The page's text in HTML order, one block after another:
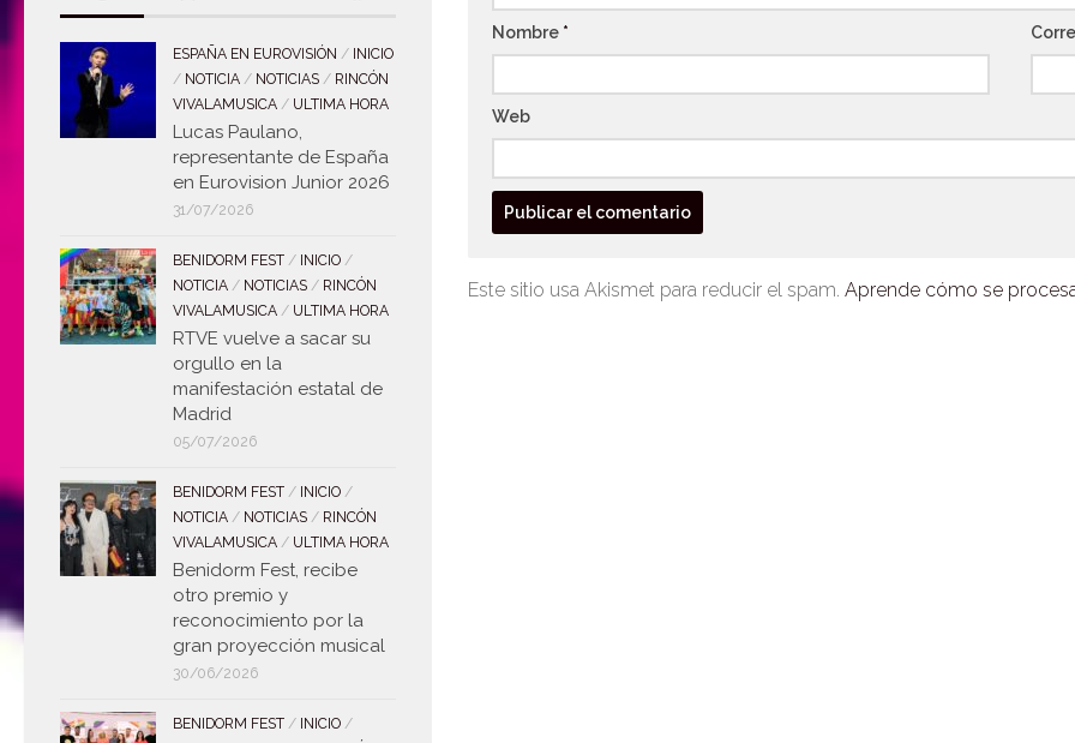
Nombre *
Web
Este sitio usa Akismet para reducir el spam. Aprende cómo se
ESPAÑA EN EUROVISIÓN / INICIO
/ NOTICIA / NOTICIAS / RINCÓN
VIVALAMUSICA / ULTIMA HORA
Lucas Paulano,
representante de España
en Eurovision Junior 2026
31/07/2026
BENIDORM FEST / INICIO /
NOTICIA / NOTICIAS / RINCÓN
VIVALAMUSICA / ULTIMA HORA
RTVE vuelve a sacar su
orgullo en la
manifestación estatal de
Madrid
05/07/2026
BENIDORM FEST / INICIO /
NOTICIA / NOTICIAS / RINCÓN
VIVALAMUSICA / ULTIMA HORA
Benidorm Fest, recibe
otro premio y
reconocimiento por la
gran proyección musical
30/06/2026
BENIDORM FEST / INICIO /